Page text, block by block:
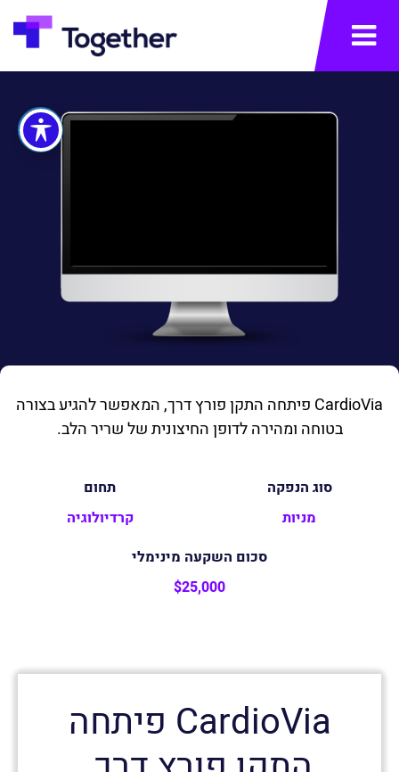
תפריט
CardioVia פיתחה התקן פורץ דרך, המאפשר להגיע בצורה
בטוחה ומהירה לדופן החיצונית של שריר הלב.
סוג הנפקה
מניות
תחום
קרדיולוגיה
סכום השקעה מינימלי
$25,000
CardioVia פיתחה